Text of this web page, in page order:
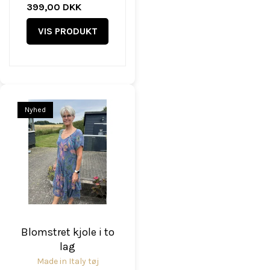
399,00 DKK
VIS PRODUKT
Nyhed
Blomstret kjole i to
lag
Made in Italy tøj